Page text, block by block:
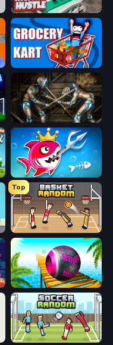
Hospital Hustle
Grocery Kart
Striker Dummies
Fish Stab Getting Big
Top
Basket Random
Rolling Balls Sea Race
Soccer Random